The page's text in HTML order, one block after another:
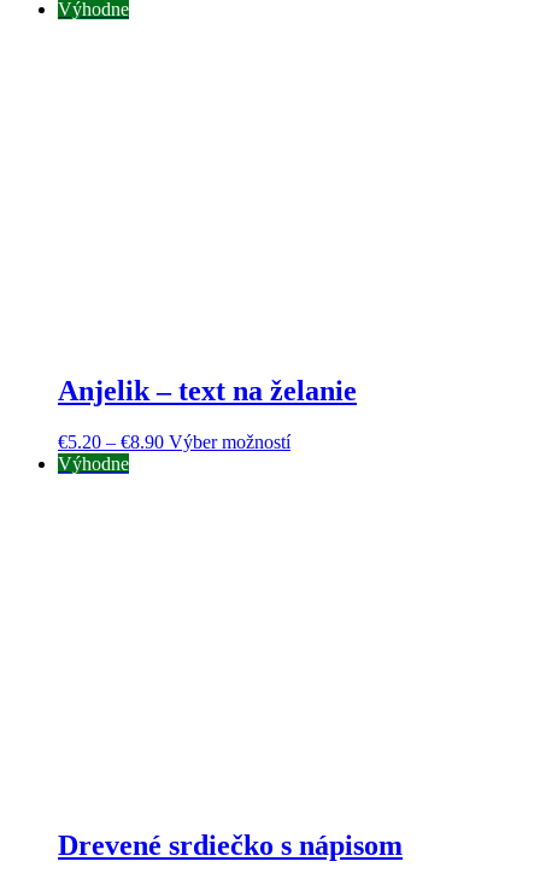
Výhodne
Anjelik – text na želanie
€5.20 – €8.90 Výber možností
Výhodne
Drevené srdiečko s nápisom